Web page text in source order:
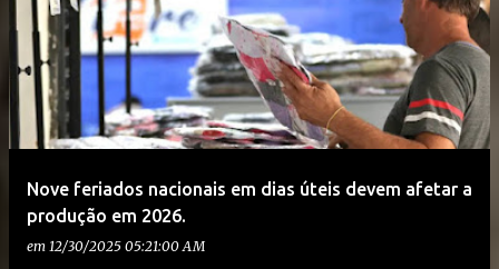
Nove feriados nacionais em dias úteis devem afetar a
produção em 2026.
em 12/30/2025 05:21:00 AM